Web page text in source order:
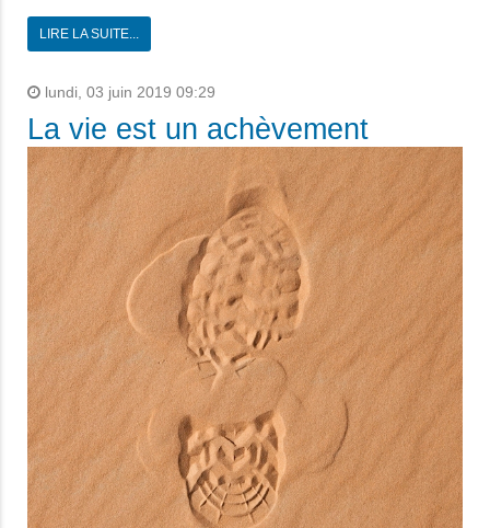
LIRE LA SUITE...
lundi, 03 juin 2019 09:29
La vie est un achèvement